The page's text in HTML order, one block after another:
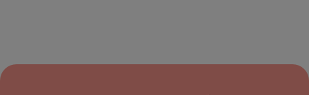
lecturas innovadoras. Esa tensión entre